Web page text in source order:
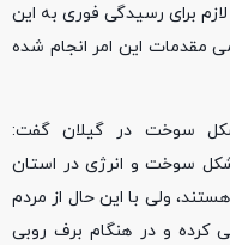
برای رسیدگی فوری به این
مقدمات این امر انجام شده
سوخت در گیلان گفت:
سوخت و انرژی در استان
ولی با این حال از مردم
کرده و در هنگام برف روبی